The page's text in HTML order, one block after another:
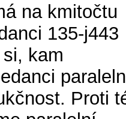
na kmitočtu
135-j443
kam
Proti